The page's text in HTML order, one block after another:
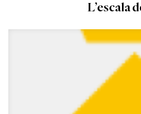
L’escala